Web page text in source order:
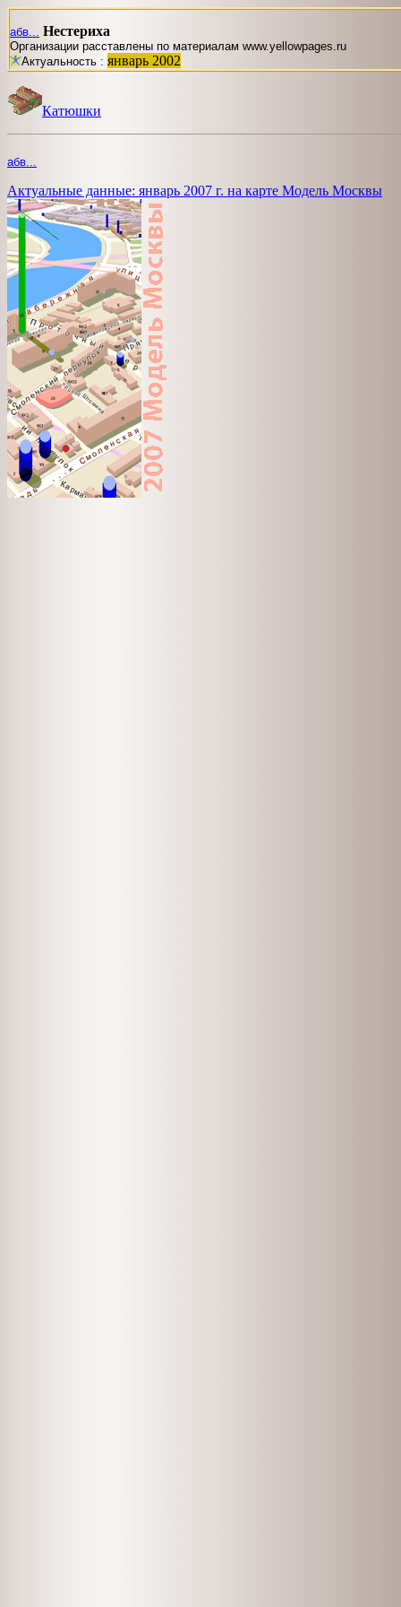
абв... Нестериха
Организации расставлены по материалам www.yellowpages.ru
Актуальность : январь 2002
Катюшки
абв...
Актуальные данные: январь 2007 г. на карте Модель Москвы